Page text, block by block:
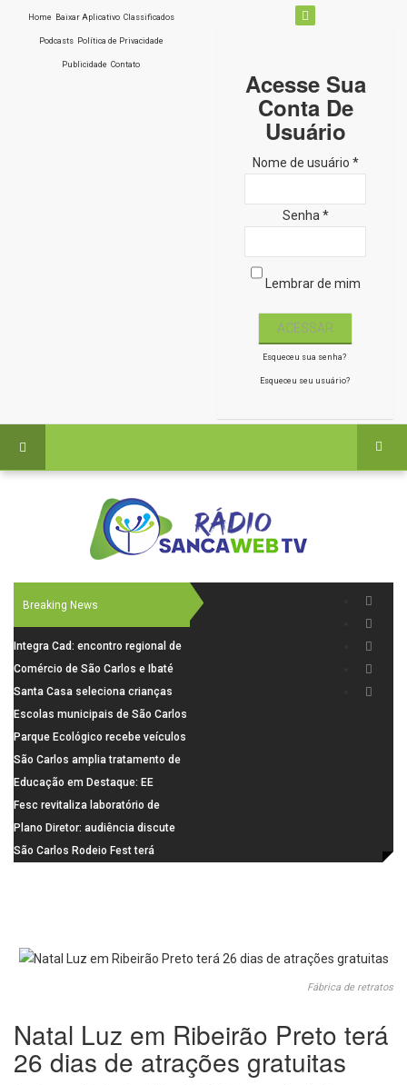
Home Baixar Aplicativo Classificados
Podcasts Política de Privacidade
Publicidade Contato
Acesse Sua
Conta De
Usuário
Nome de usuário *
Senha *
Lembrar de mim
Esqueceu sua senha?
Esqueceu seu usuário?
Breaking News
Integra Cad: encontro regional de
segurança púbica será realizado
dia 10 de agosto em São Carlos
Comércio de São Carlos e Ibaté
terá horário especial para o dia
dos Pais
Santa Casa seleciona crianças
para pesquisa sobre dor de
crescimento
Escolas municipais de São Carlos
superam média Nacional do IDEB
Parque Ecológico recebe veículos
elétricos e moderniza rotina de
manejo dos animais
São Carlos amplia tratamento de
resíduos de saúde com autoclave
de última geração
Educação em Destaque: EE
Visconde da Cunha Bueno, em
Santa Eudóxia, alcança nota 7,8
no IDEB 2025 e celebra conquista
Fesc revitaliza laboratório de
informática da Emeb Ulysses
Picolo
Plano Diretor: audiência discute
mobilidade urbana e infraestrutura
São Carlos Rodeio Fest terá
Fábrica de retratos
Natal Luz em Ribeirão Preto terá
26 dias de atrações gratuitas